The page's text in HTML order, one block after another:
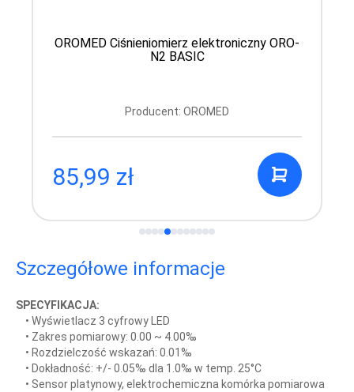
OROMED Ciśnieniomierz elektroniczny ORO-
N2 BASIC
Producent: OROMED
85,99 zł
Szczegółowe informacje
SPECYFIKACJA:
• Wyświetlacz 3 cyfrowy LED
• Zakres pomiarowy: 0.00 ~ 4.00‰
• Rozdzielczość wskazań: 0.01‰
• Dokładność: +/- 0.05‰ dla 1.0‰ w temp. 25°C
• Sensor platynowy, elektrochemiczna komórka pomiarowa